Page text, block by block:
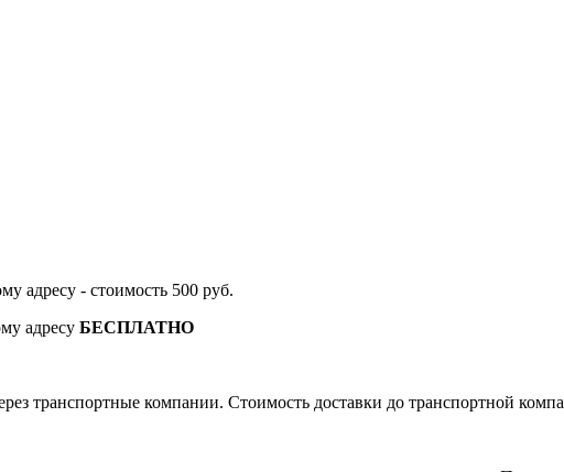
адресу - стоимость 500 руб.
адресу БЕСПЛАТНО
транспортные компании. Стоимость доставки до транспортной